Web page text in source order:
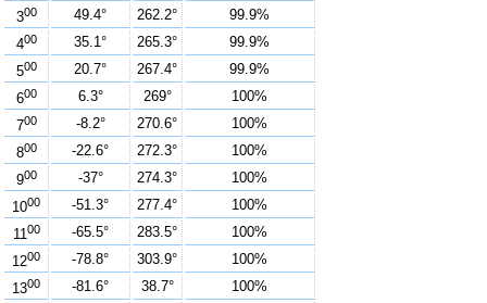
300 49.4° 262.2°
99.9%
400 35.1° 265.3°
99.9%
500 20.7° 267.4°
99.9%
600 6.3° 269°
100%
700 -8.2° 270.6°
100%
800 -22.6° 272.3°
100%
900 -37° 274.3°
100%
1000 -51.3° 277.4°
100%
1100 -65.5° 283.5°
100%
1200 -78.8° 303.9°
100%
1300 -81.6° 38.7°
100%